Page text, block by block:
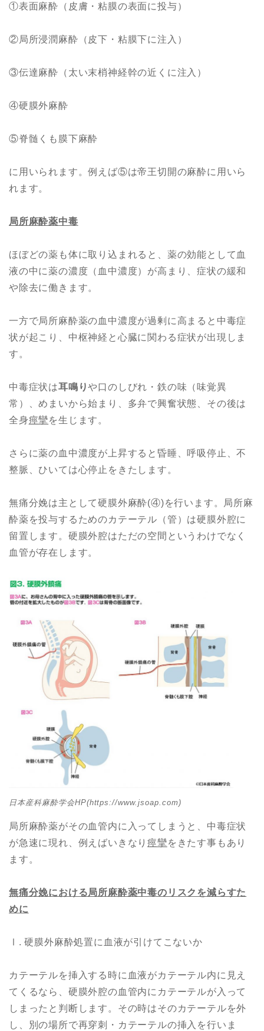
①表面麻酔（皮膚・粘膜の表面に投与）
②局所浸潤麻酔（皮下・粘膜下に注入）
③伝達麻酔（太い末梢神経幹の近くに注入）
④硬膜外麻酔
⑤脊髄くも膜下麻酔
に用いられます。例えば⑤は帝王切開の麻酔に用いら
れます。
局所麻酔薬中毒
ほぼどの薬も体に取り込まれると、薬の効能として血
液の中に薬の濃度（血中濃度）が高まり、症状の緩和
や除去に働きます。
一方で局所麻酔薬の血中濃度が過剰に高まると中毒症
状が起こり、中枢神経と心臓に関わる症状が出現しま
す。
中毒症状は耳鳴りや口のしびれ・鉄の味（味覚異
常）、めまいから始まり、多弁で興奮状態、その後は
全身痙攣を生じます。
さらに薬の血中濃度が上昇すると昏睡、呼吸停止、不
整脈、ひいては心停止をきたします。
無痛分娩は主として硬膜外麻酔(④)を行います。局所麻
酔薬を投与するためのカテーテル（管）は硬膜外腔に
留置します。硬膜外腔はただの空間というわけでなく
血管が存在します。
日本産科麻酔学会HP(https://www.jsoap.com)
局所麻酔薬がその血管内に入ってしまうと、中毒症状
が急速に現れ、例えばいきなり痙攣をきたす事もあり
ます。
無痛分娩における局所麻酔薬中毒のリスクを減らすた
めに
Ⅰ. 硬膜外麻酔処置に血液が引けてこないか
カテーテルを挿入する時に血液がカテーテル内に見え
てくるなら、硬膜外腔の血管内にカテーテルが入って
しまったと判断します。その時はそのカテーテルを外
し、別の場所で再穿刺・カテーテルの挿入を行いま